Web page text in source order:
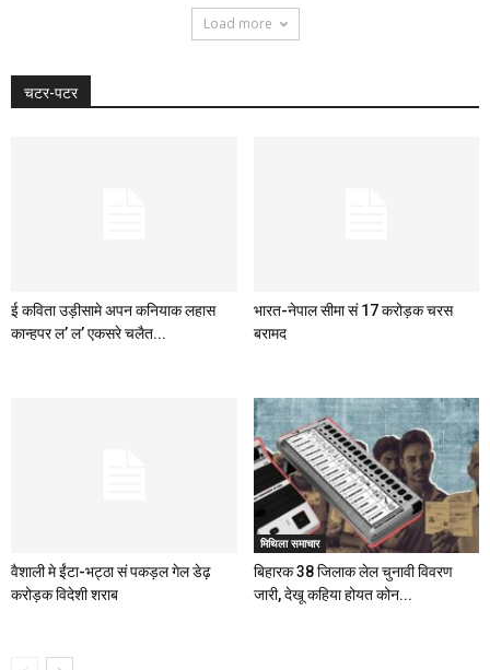
Load more
चटर-पटर
ई कविता उड़ीसामे अपन कनियाक लहास
कान्हपर ल’ ल’ एकसरे चलैत...
भारत-नेपाल सीमा सं 17 करोड़क चरस
बरामद
वैशाली मे ईंटा-भट्ठा सं पकड़ल गेल डेढ़
करोड़क विदेशी शराब
मिथिला समाचार
बिहारक 38 जिलाक लेल चुनावी विवरण
जारी, देखू कहिया होयत कोन...